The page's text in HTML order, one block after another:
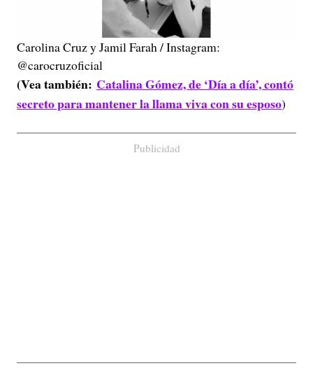
Carolina Cruz y Jamil Farah / Instagram:
@carocruzoficial
(Vea también: Catalina Gómez, de ‘Día a día’, contó
secreto para mantener la llama viva con su esposo)
Publicidad